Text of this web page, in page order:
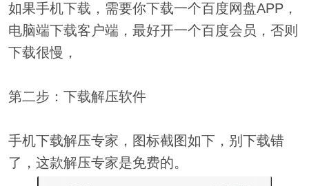
如果手机下载，需要你下载一个百度网盘APP，
电脑端下载客户端，最好开一个百度会员，否则
下载很慢，
第二步：下载解压软件
手机下载解压专家，图标截图如下，别下载错
了，这款解压专家是免费的。